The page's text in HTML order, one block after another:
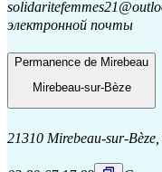
электронной почты
Permanence de Mirebeau
Mirebeau-sur-Bèze
21310 Mirebeau-sur-